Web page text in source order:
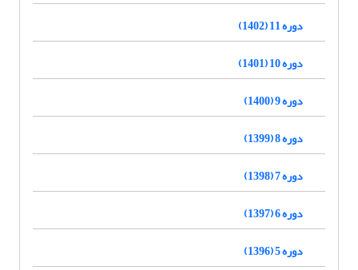
دوره 11 (1402)
دوره 10 (1401)
دوره 9 (1400)
دوره 8 (1399)
دوره 7 (1398)
دوره 6 (1397)
دوره 5 (1396)